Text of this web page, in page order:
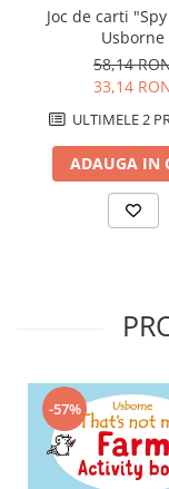
Joc de carti
Usborne
58,14
33,14
ULTIMELE 2
ADAUGA IN
-57%